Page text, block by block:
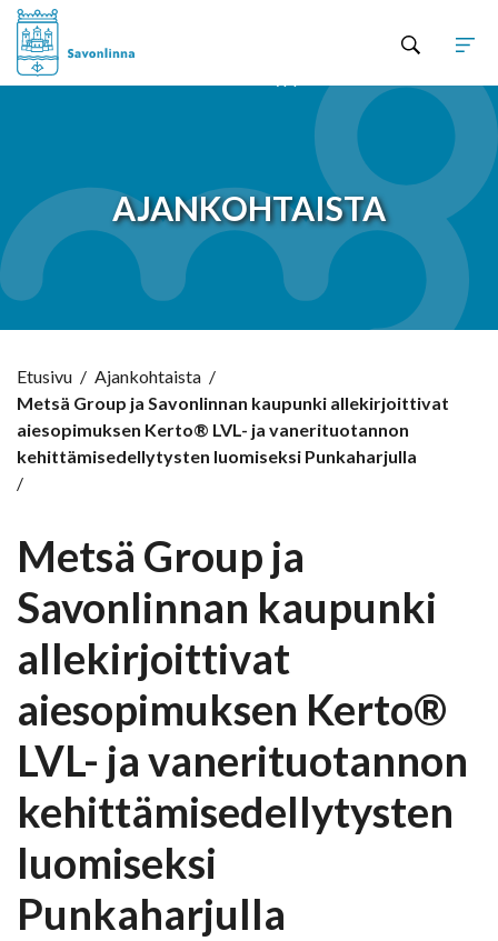
AJANKOHTAISTA
Etusivu / Ajankohtaista /
Metsä Group ja Savonlinnan kaupunki allekirjoittivat
aiesopimuksen Kerto® LVL- ja vanerituotannon
kehittämisedellytysten luomiseksi Punkaharjulla
/
Metsä Group ja
Savonlinnan kaupunki
allekirjoittivat
aiesopimuksen Kerto®
LVL- ja vanerituotannon
kehittämisedellytysten
luomiseksi
Punkaharjulla